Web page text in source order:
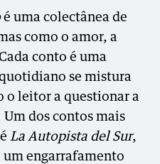
é uma colectânea de
como o amor, a
conto é uma
se mistura
o leitor a questionar a
dos contos mais
éLa Autopista del Sur,
um engarrafamento